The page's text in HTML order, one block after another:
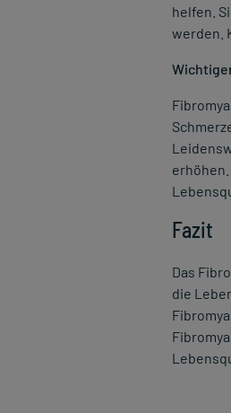
helfen.
werden.
Fazit
Das
die